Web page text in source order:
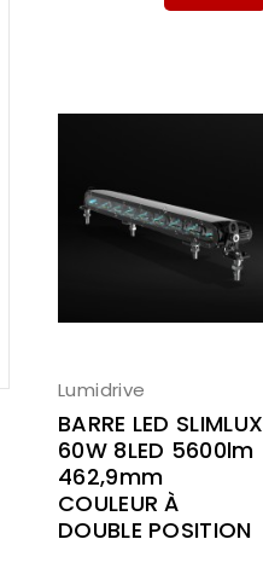
Lumidrive
BARRE LED SLIMLUX
60W 8LED 5600lm
462,9mm
COULEUR À
DOUBLE POSITION